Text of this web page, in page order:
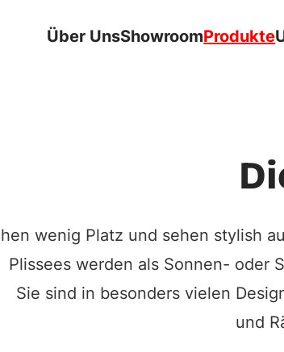
Über UnsShowroomProdukte
wenig Platz und sehen stylish
Plissees werden als Sonnen- oder
Sie sind in besonders vielen
und